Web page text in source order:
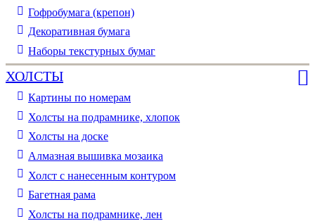
Гофробумага (крепон)
Декоративная бумага
Наборы текстурных бумаг
ХОЛСТЫ
Картины по номерам
Холсты на подрамнике, хлопок
Холсты на доске
Алмазная вышивка мозаика
Холст с нанесенным контуром
Багетная рама
Холсты на подрамнике, лен